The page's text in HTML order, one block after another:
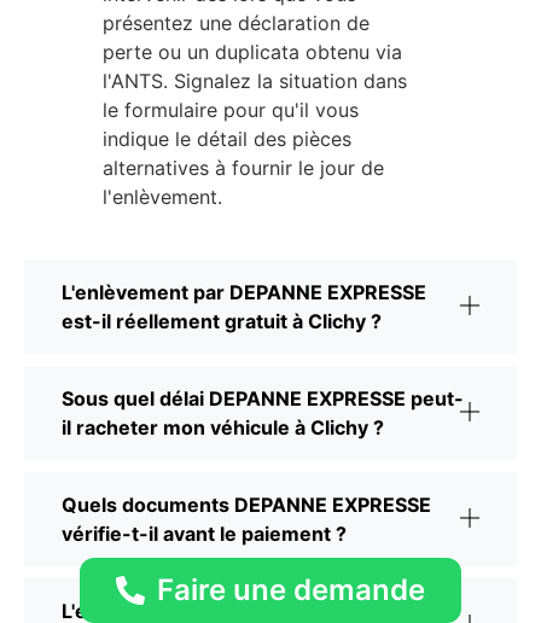
présentez une déclaration de
perte ou un duplicata obtenu via
l'ANTS. Signalez la situation dans
le formulaire pour qu'il vous
indique le détail des pièces
alternatives à fournir le jour de
l'enlèvement.
L'enlèvement par DEPANNE EXPRESSE
est-il réellement gratuit à Clichy ?
Sous quel délai DEPANNE EXPRESSE peut-
il racheter mon véhicule à Clichy ?
Quels documents DEPANNE EXPRESSE
vérifie-t-il avant le paiement ?
L'estimation du partenaire DEPANNE
Faire une demande